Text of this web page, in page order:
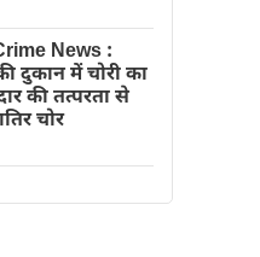
News :
दुकान में चोरी का
की तत्परता से
चोर